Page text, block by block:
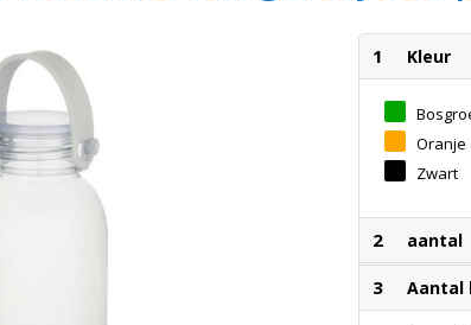
1 Kleur
Oranje
Zwart
2 aantal
3 Aantal